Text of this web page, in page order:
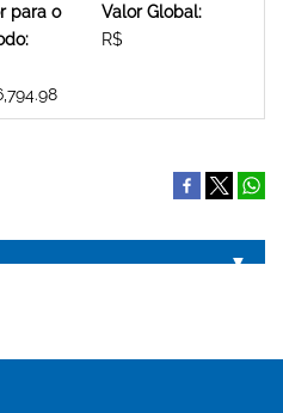
para o
Valor Global:
R$